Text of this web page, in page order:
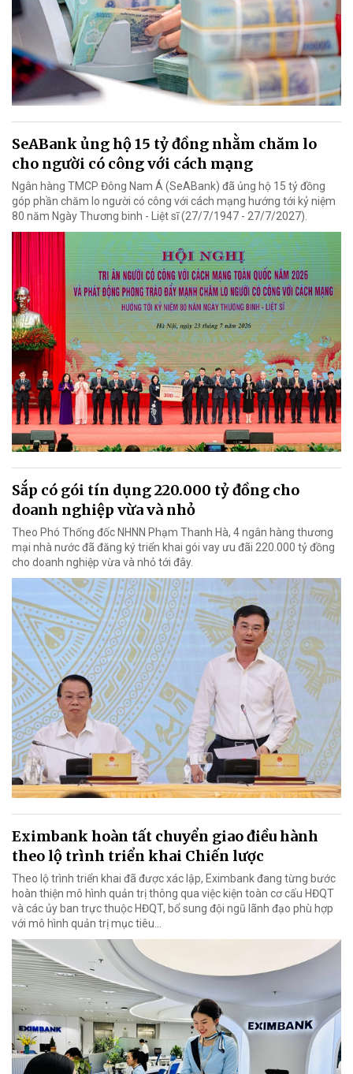
SeABank ủng hộ 15 tỷ đồng nhằm chăm lo
cho người có công với cách mạng
Ngân hàng TMCP Đông Nam Á (SeABank) đã ủng hộ 15 tỷ đồng
góp phần chăm lo người có công với cách mạng hướng tới kỷ niệm
80 năm Ngày Thương binh - Liệt sĩ (27/7/1947 - 27/7/2027).
Sắp có gói tín dụng 220.000 tỷ đồng cho
doanh nghiệp vừa và nhỏ
Theo Phó Thống đốc NHNN Phạm Thanh Hà, 4 ngân hàng thương
mại nhà nước đã đăng ký triển khai gói vay ưu đãi 220.000 tỷ đồng
cho doanh nghiệp vừa và nhỏ tới đây.
Eximbank hoàn tất chuyển giao điều hành
theo lộ trình triển khai Chiến lược
Theo lộ trình triển khai đã được xác lập, Eximbank đang từng bước
hoàn thiện mô hình quản trị thông qua việc kiện toàn cơ cấu HĐQT
và các ủy ban trực thuộc HĐQT, bổ sung đội ngũ lãnh đạo phù hợp
với mô hình quản trị mục tiêu...